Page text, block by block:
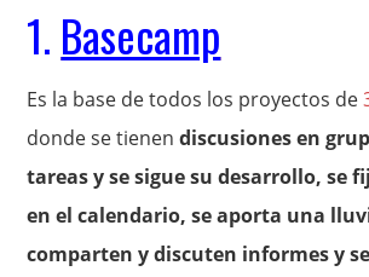
1. Basecamp
Es la base de todos los proyectos de
donde se tienendiscusiones en
tareas y se sigue su desarrollo, se
en el calendario, se aporta una
comparten y discuten informes y